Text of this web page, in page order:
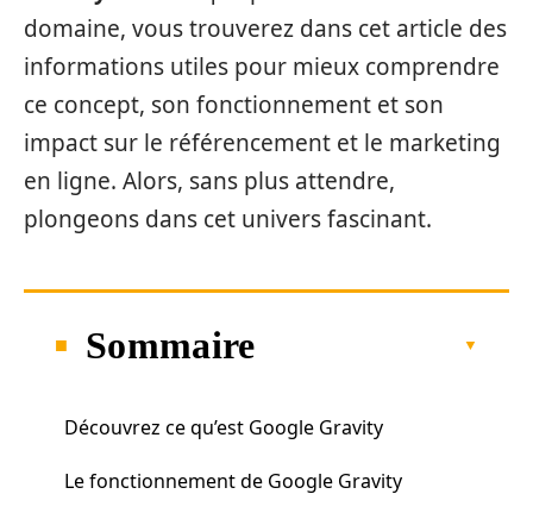
domaine, vous trouverez dans cet article des
informations utiles pour mieux comprendre
ce concept, son fonctionnement et son
impact sur le référencement et le marketing
en ligne. Alors, sans plus attendre,
plongeons dans cet univers fascinant.
Sommaire
Découvrez ce qu’est Google Gravity
Le fonctionnement de Google Gravity